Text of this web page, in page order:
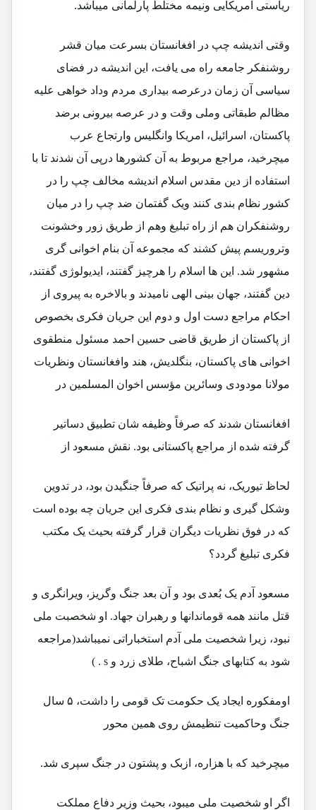
ریاستی امریکایی ونیمه مختلط پارلمانی میباشد.
وقتی اندیشه چپ در افغانستان بسرعت میان قشر
روشنفکر جامعه راه می یافت، این اندیشه در فضای
سیاسی آن زمان درعرصه بیداری مردم وداد خواهی علیه
مظالم طبقاتی وملی وقت و در عرصه بیرونی برضد
پاکستان، اسرائیل، امریکا وانگلیس وارتجاع عرب
میچرخید، مراجع مربوط به آن کشورها درپی آن شدند تا با
استفاده از دین مقدس اسلام اندیشه مخالف چپ را در
کشور نظام بندی کنند ویک گفتمان ضد چپ را در میان
روشنفکران هم از راه تبلیغ وهم از طریق زور وخشونت
وتروریسم پیش کشند که مجموعه آن بنام اخوانی گری
مشهور شد. این ها اسلام را هرچیز گفتند، ایدیولوژی گفتند،
دین گفتند، جهان بینی الهی نامیدند و بالاخره به پیروی از
احکام مراجع دست اول و دوم این جریان فکری بخصوص
از پاکستان از طریق قاضی حسین احمد مسئول منطقوی
اخوانی های پاکستان، بنگلدیش، هند وافغانستان ونظریات
مولانا مودودی وسائرین مؤسس اخوان المسلمین در
افغانستان شدند که صرفاً وظیفه شان تطبیق دساتیر
گرفته شده از مراجع پاکستانی بود. نقش مسعود از
لحاظ تیوریک، نه پراتیک که صرفاً جنگیدن بود، در تدوین
وشکل گیری و نظام بندی فکری این جریان چه بوده است
که در فوق نظریات دیگران قرار گرفته بحیث یک مکتب
فکری تبلیغ گردد؟
مسعود آدم یک بُعدی بود و آن بعد جنگ وگریز، ویرانگری و
قتل مانند همه قوماندانها و رهبران جهاد. او شخصبت ملی
نبود، زیرا شخصیت ملی آدم استخباراتی نمیباشد(مراجعه
شود به کتابهای جنگ اشباح، طلای زرد و s . )
اومفکوره ایجاد یک حکومت تک قومی را داشت، ۵ سال
جنگ وحاکمیت تنظیمش روی همین محور
میچرخید که با هزاره، ازبک و پشتون در جنگ سپری شد.
اگر او شخصیت ملی میبود، بحیث وزیر دفاع مملکت